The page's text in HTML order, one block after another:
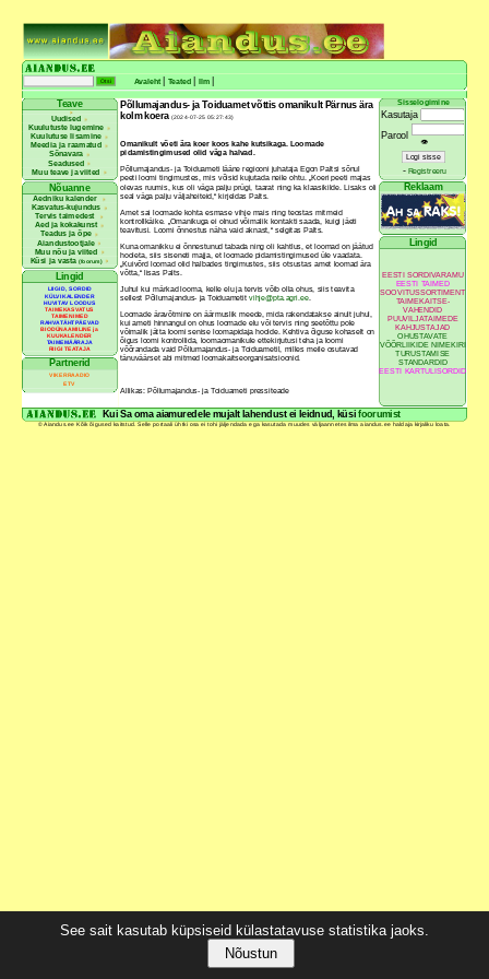
See sait kasutab küpsiseid külastatavuse statistika jaoks.
Nõustun
Avaleht Teated Ilm
Teave
Uudised
Kuulutuste lugemine
Kuulutuse lisamine
Meedia ja raamatud
Sõnavara
Seadused
Muu teave ja viited
Nõuanne
Aedniku kalender
Kasvatus-kujundus
Tervis taimedest
Aed ja kokakunst
Teadus ja õpe
Aiandustootjale
Muu nõu ja viited
Küsi ja vasta(foorum)
Lingid
LIIGID, SORDID
KÜLVIKALENDER
HUVITAV LOODUS
TAIMEKASVATUS
TAIMENIMED
RAHVATÄHTPÄEVAD
BIODÜNAAMILINE ja
KUUKALENDER
TAIMEMÄÄRAJA
RIIGI TEATAJA
Partnerid
VIKERRAADIO
ETV
Põllumajandus- ja Toiduamet võttis omanikult Pärnus ära
kolm koera (2024-07-25 05:27:43)
Omanikult võeti ära koer koos kahe kutsikaga. Loomade
pidamistingimused olid väga halvad.
Põllumajandus- ja Toiduameti lääne regiooni juhataja Egon Paltsi sõnul
peeti loomi tingimustes, mis võisid kujutada neile ohtu. „Koeri peeti majas
olevas ruumis, kus oli väga palju prügi, taarat ning ka klaasikilde. Lisaks oli
seal väga palju väljaheiteid,“ kirjeldas Palts.
Amet sai loomade kohta esmase vihje mais ning teostas mitmeid
kontrollkäike. „Omanikuga ei olnud võimalik kontakti saada, kuigi jäeti
teavitusi. Loomi õnnestus näha vaid aknast,“ selgitas Palts.
Kuna omanikku ei õnnestunud tabada ning oli kahtlus, et loomad on jäätud
hooleta, siis siseneti majja, et loomade pidamistingimused üle vaadata.
„Kuivõrd loomad olid halbades tingimustes, siis otsustas amet loomad ära
võtta,“ lisas Palts.
Juhul kui märkad looma, kelle elu ja tervis võib olla ohus, siis teavita
sellest Põllumajandus- ja Toiduametitvihje@pta.agri.ee.
Loomade äravõtmine on äärmuslik meede, mida rakendatakse ainult juhul,
kui ameti hinnangul on ohus loomade elu või tervis ning seetõttu pole
võimalik jätta loomi senise loomapidaja hoolde. Kehtiva õiguse kohaselt on
õigus loomi kontrollida, loomaomanikule ettekirjutusi teha ja loomi
võõrandada vaid Põllumajandus- ja Toiduametil, milles meile osutavad
tänuväärset abi mitmed loomakaitseorganisatsioonid.
Allikas: Põllumajandus- ja Toiduameti pressiteade
Sisselogimine
Kasutaja
Parool
👁
- Registreeru
Reklaam
Lingid
EESTI SORDIVARAMU
EESTI TAIMED
SOOVITUSSORTIMENT
TAIMEKAITSE-
VAHENDID
PUUVILJATAIMEDE
KAHJUSTAJAD
OHUSTAVATE
VÕÕRLIIKIDE NIMEKIRI
TURUSTAMISE
STANDARDID
EESTI KARTULISORDID
Kui Sa oma aiamuredele mujalt lahendust ei leidnud, küsi foorumist
© Aiandus.ee Kõik õigused kaitstud. Selle portaali ühtki osa ei tohi jäljendada ega kasutada muudes väljaannetes ilma aiandus.ee haldaja kirjaliku loata.